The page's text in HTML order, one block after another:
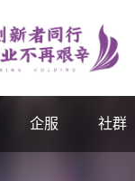
企服 社群